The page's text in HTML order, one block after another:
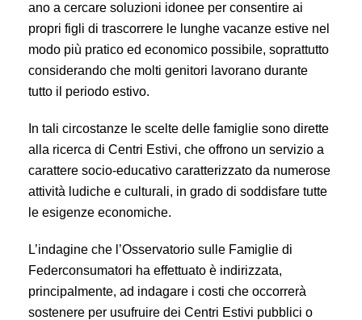
ano a cercare soluzioni idonee per consentire ai
propri figli di trascorrere le lunghe vacanze estive nel
modo più pratico ed economico possibile, soprattutto
considerando che molti genitori lavorano durante
tutto il periodo estivo.
In tali circostanze le scelte delle famiglie sono dirette
alla ricerca di Centri Estivi, che offrono un servizio a
carattere socio-educativo caratterizzato da numerose
attività ludiche e culturali, in grado di soddisfare tutte
le esigenze economiche.
L’indagine che l’Osservatorio sulle Famiglie di
Federconsumatori ha effettuato è indirizzata,
principalmente, ad indagare i costi che occorrerà
sostenere per usufruire dei Centri Estivi pubblici o